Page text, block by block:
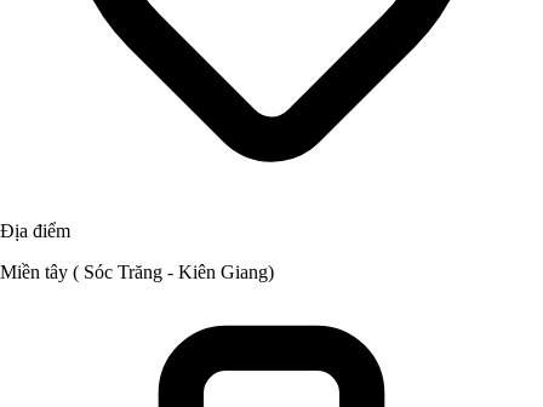
Địa điểm
Miền tây ( Sóc Trăng - Kiên Giang)